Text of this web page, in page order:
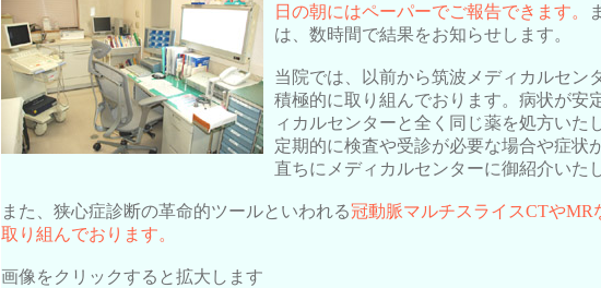
日の朝にはペーパーでご報告できます。
は、数時間で結果をお知らせします。
当院では、以前から筑波メディカルセン
積極的に取り組んでおります。病状が安
ィカルセンターと全く同じ薬を処方いた
定期的に検査や受診が必要な場合や症状
直ちにメディカルセンターに御紹介いた
また、狭心症診断の革命的ツールといわれる冠動脈マルチスライスCTやMR
取り組んでおります。
画像をクリックすると拡大します